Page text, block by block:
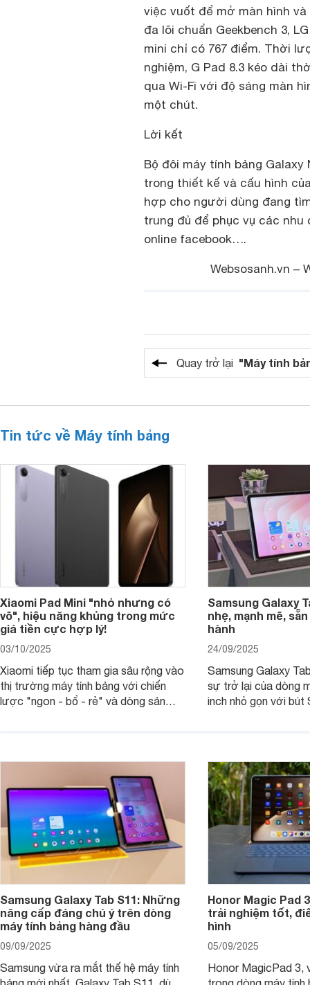
việc vuốt để mở màn hình
đa lõi chuẩn Geekbench 3,
mini chỉ có 767 điểm. Thời
nghiệm, G Pad 8.3 kéo dài
qua Wi-Fi với độ sáng màn
một chút.
Lời kết
Bộ đôi máy tính bảng Galaxy
trong thiết kế và cấu hình
hợp cho người dùng đang
trung đủ để phục vụ các
online facebook….
Websosanh.vn –
Quay trở lại "Máy tính
Tin tức về Máy tính bảng
Xiaomi Pad Mini "nhỏ nhưng có
võ", hiệu năng khủng trong mức
giá tiền cực hợp lý!
03/10/2025
Xiaomi tiếp tục tham gia sâu rộng vào
thị trường máy tính bảng với chiến
lược "ngon - bổ - rẻ" và dòng sản
hội tụ những trang bị cao cấp hàng
đầu, tối ưu trải nghiệm của người sử
dụng.
Samsung Galaxy
nhẹ, mạnh mẽ,
hành
24/09/2025
Samsung Galaxy
sự trở lại của dòng
inch nhỏ gọn với bút
thực sự đáng giá?
Samsung Galaxy Tab S11: Những
nâng cấp đáng chú ý trên dòng
máy tính bảng hàng đầu
09/09/2025
Samsung vừa ra mắt thế hệ máy tính
Honor Magic Pad
trải nghiệm tốt,
hình
05/09/2025
Honor MagicPad 3,